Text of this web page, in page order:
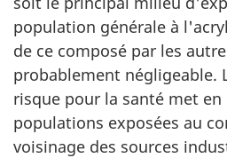
population générale à
de ce composé par les
probablement négligeable.
risque pour la santé met en
populations exposées au
voisinage des sources